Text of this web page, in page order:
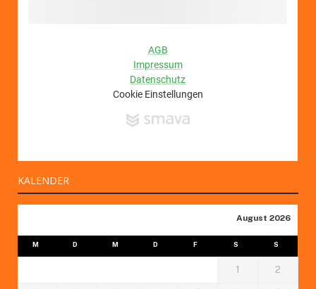
KALENDER
August 2026
M D M D F S S
1 2